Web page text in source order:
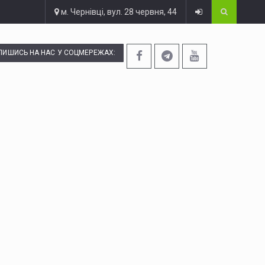
м. Чернівці, вул. 28 червня, 44
НА НАС У СОЦМЕРЕЖАХ: